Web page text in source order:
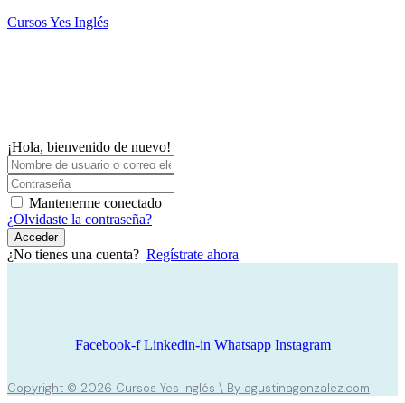
Saltar
Cursos Yes Inglés
¡Hola, bienvenido de nuevo!
Mantenerme conectado
¿Olvidaste la contraseña?
Acceder
¿No tienes una cuenta? Regístrate ahora
Facebook-f Linkedin-in Whatsapp Instagram
Copyright © 2026 Cursos Yes Inglés \ By agustinagonzalez.com